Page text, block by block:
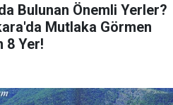
Bulunan Önemli Yerler?
Mutlaka Görmen
8 Yer!